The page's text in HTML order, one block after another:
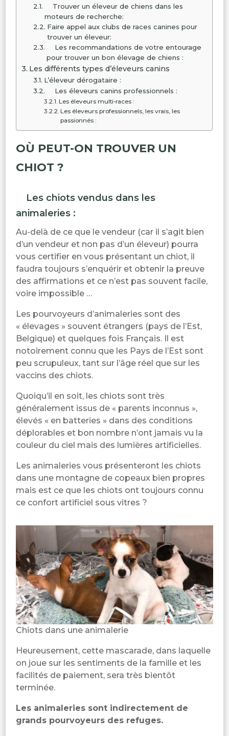
Trouver un éleveur de chiens dans les
moteurs de recherche:
Faire appel aux clubs de races canines pour
trouver un éleveur:
Les recommandations de votre entourage
pour trouver un bon élevage de chiens :
Les différents types d’éleveurs canins
L’éleveur dérogataire :
Les éleveurs canins professionnels :
Les éleveurs multi-races :
Les éleveurs professionnels, les vrais, les
passionnés :
OÙ PEUT-ON TROUVER UN
CHIOT ?
Les chiots vendus dans les
animaleries :
Au-delà de ce que le vendeur (car il s’agit bien
d’un vendeur et non pas d’un éleveur) pourra
vous certifier en vous présentant un chiot, il
faudra toujours s’enquérir et obtenir la preuve
des affirmations et ce n’est pas souvent facile,
voire impossible …
Les pourvoyeurs d’animaleries sont des
« élevages » souvent étrangers (pays de l’Est,
Belgique) et quelques fois Français. Il est
notoirement connu que les Pays de l’Est sont
peu scrupuleux, tant sur l’âge réel que sur les
vaccins des chiots.
Quoiqu’il en soit, les chiots sont très
généralement issus de « parents inconnus »,
élevés « en batteries » dans des conditions
déplorables et bon nombre n’ont jamais vu la
couleur du ciel mais des lumières artificielles.
Les animaleries vous présenteront les chiots
dans une montagne de copeaux bien propres
mais est ce que les chiots ont toujours connu
ce confort artificiel sous vitres ?
Chiots dans une animalerie
Heureusement, cette mascarade, dans laquelle
on joue sur les sentiments de la famille et les
facilités de paiement, sera très bientôt
terminée.
Les animaleries sont indirectement de
grands pourvoyeurs des refuges.